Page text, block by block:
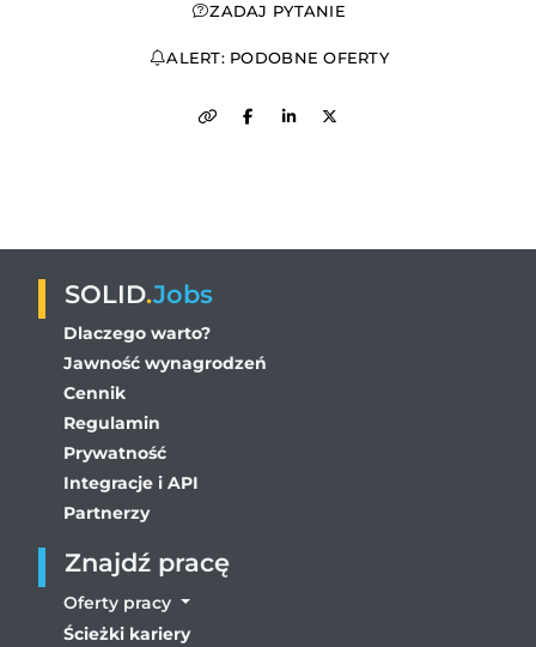
ZADAJ PYTANIE
ALERT: PODOBNE OFERTY
SOLID.Jobs
Dlaczego warto?
Jawność wynagrodzeń
Cennik
Regulamin
Prywatność
Integracje i API
Partnerzy
Znajdź pracę
Oferty pracy
Ścieżki kariery